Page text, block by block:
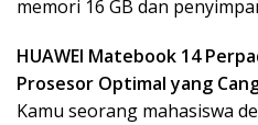
memori 16 GB dan
HUAWEI Matebook 14
Prosesor Optimal yang
Kamu seorang mahasiswa